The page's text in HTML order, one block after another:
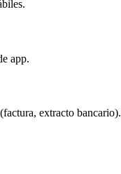
app.
extracto bancario).